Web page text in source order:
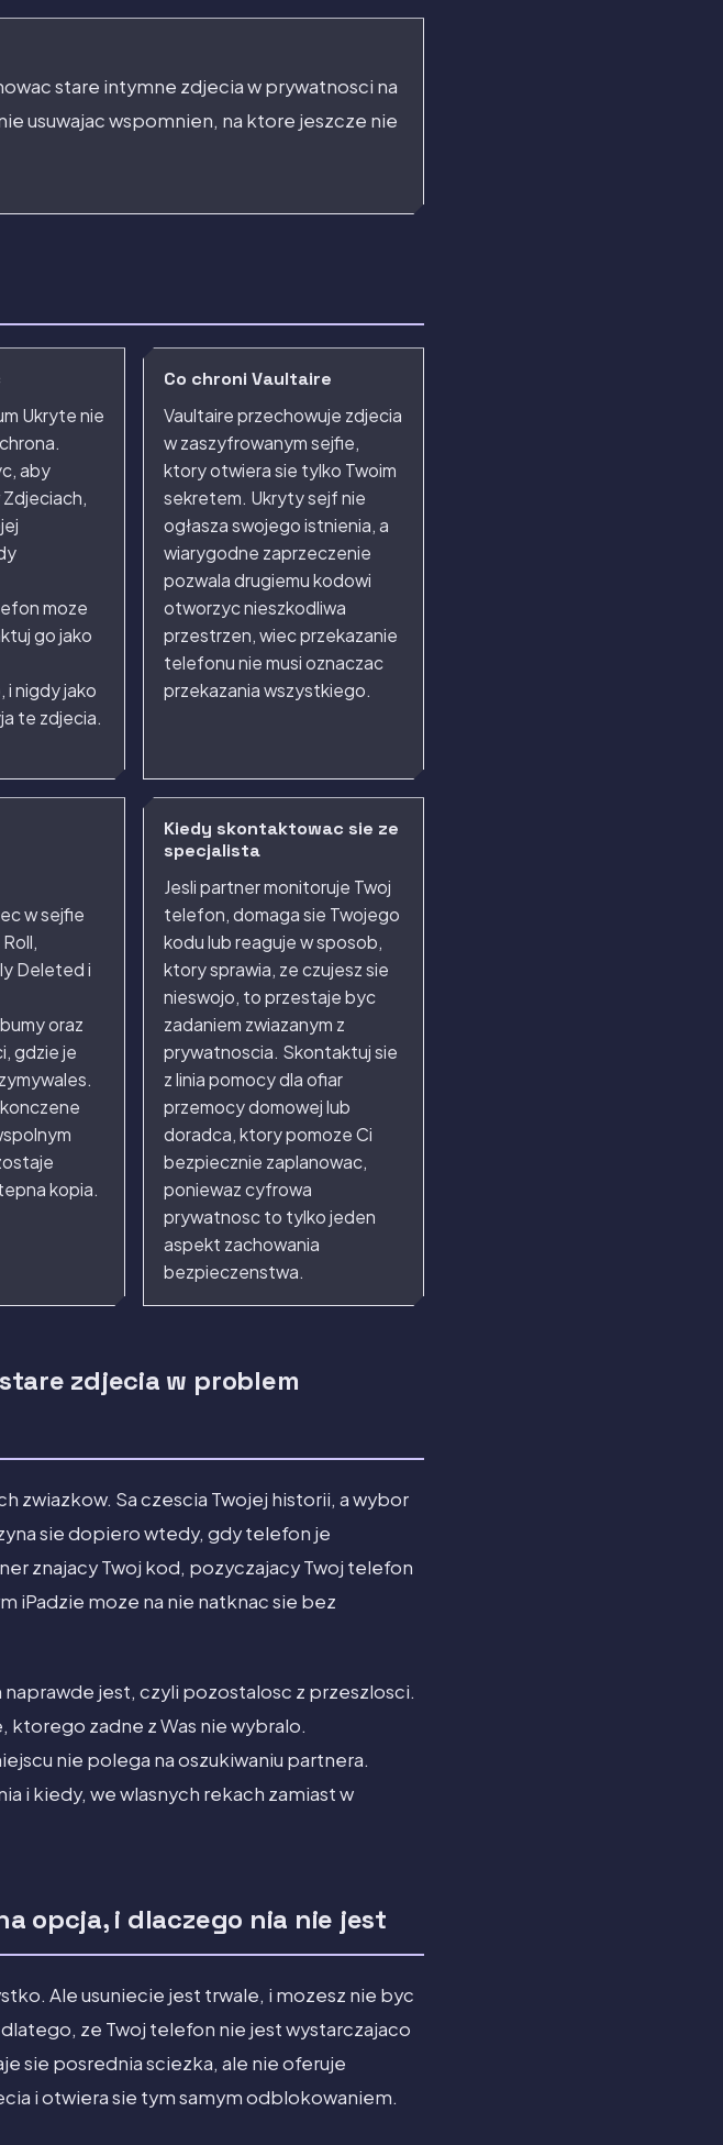
stare intymne zdjecia w prywatnosci na
usuwajac wspomnien, na ktore jeszcze nie
Ukryte nie
aby
moze
go jako
nigdy jako
te zdjecia.
Co chroni Vaultaire
Vaultaire przechowuje zdjecia
w zaszyfrowanym sejfie,
ktory otwiera sie tylko Twoim
sekretem. Ukryty sejf nie
ogłasza swojego istnienia, a
wiarygodne zaprzeczenie
pozwala drugiemu kodowi
otworzyc nieszkodliwa
przestrzen, wiec przekazanie
telefonu nie musi oznaczac
przekazania wszystkiego.
w sejfie
Deleted i
oraz
gdzie je
kopia.
Kiedy skontaktowac sie ze
specjalista
Jesli partner monitoruje Twoj
telefon, domaga sie Twojego
kodu lub reaguje w sposob,
ktory sprawia, ze czujesz sie
nieswojo, to przestaje byc
zadaniem zwiazanym z
prywatnoscia. Skontaktuj sie
z linia pomocy dla ofiar
przemocy domowej lub
doradca, ktory pomoze Ci
bezpiecznie zaplanowac,
poniewaz cyfrowa
prywatnosc to tylko jeden
aspekt zachowania
bezpieczenstwa.
zdjecia w problem
zwiazkow. Sa czescia Twojej historii, a wybor
sie dopiero wtedy, gdy telefon je
znajacy Twoj kod, pozyczajacy Twoj telefon
iPadzie moze na nie natknac sie bez
jest, czyli pozostalosc z przeszlosci.
ktorego zadne z Was nie wybralo.
nie polega na oszukiwaniu partnera.
i kiedy, we wlasnych rekach zamiast w
opcja, i dlaczego nia nie jest
Ale usuniecie jest trwale, i mozesz nie byc
ze Twoj telefon nie jest wystarczajaco
sie posrednia sciezka, ale nie oferuje
i otwiera sie tym samym odblokowaniem.